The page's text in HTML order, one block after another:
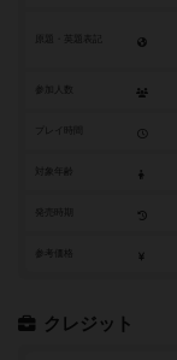
参加人数
参考価格
クレジット